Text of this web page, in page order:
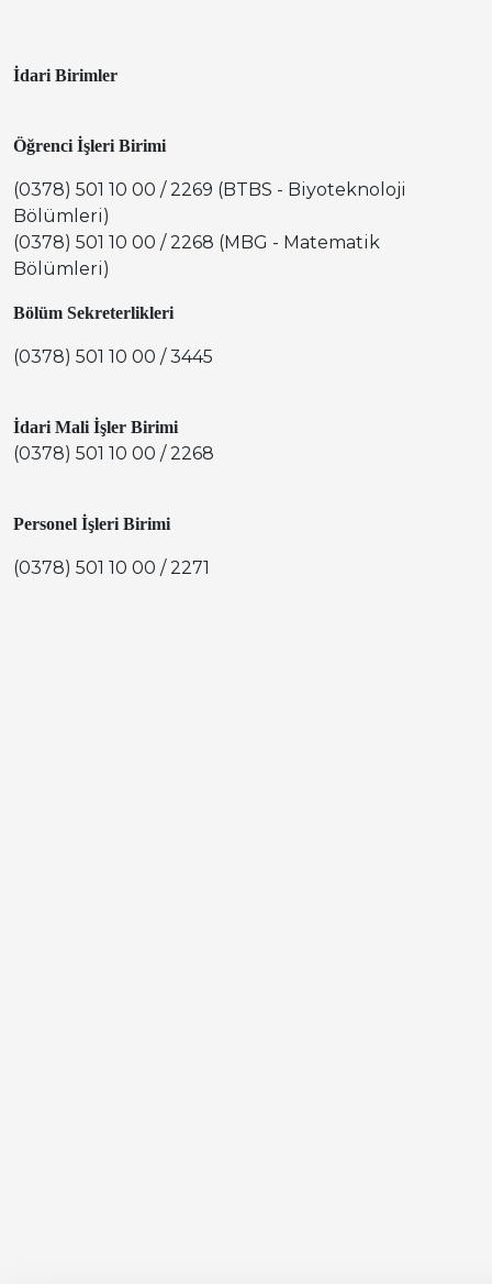
İdari Birimler
Öğrenci İşleri Birimi
(0378) 501 10 00 / 2269 (BTBS - Biyoteknoloji
Bölümleri)
(0378) 501 10 00 / 2268 (MBG - Matematik
Bölümleri)
Bölüm Sekreterlikleri
(0378) 501 10 00 / 3445
İdari Mali İşler Birimi
(0378) 501 10 00 / 2268
Personel İşleri Birimi
(0378) 501 10 00 / 2271